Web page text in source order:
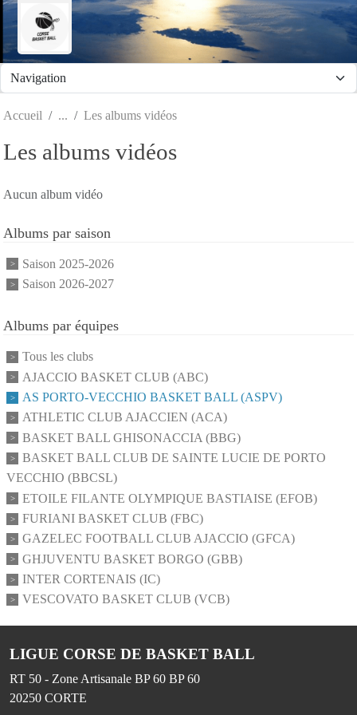
Accueil Les albums vidéos
Les albums vidéos
Aucun album vidéo
Albums par saison
Saison 2025-2026
Saison 2026-2027
Albums par équipes
Tous les clubs
AJACCIO BASKET CLUB (ABC)
AS PORTO-VECCHIO BASKET BALL (ASPV)
ATHLETIC CLUB AJACCIEN (ACA)
BASKET BALL GHISONACCIA (BBG)
BASKET BALL CLUB DE SAINTE LUCIE DE PORTO
VECCHIO (BBCSL)
ETOILE FILANTE OLYMPIQUE BASTIAISE (EFOB)
FURIANI BASKET CLUB (FBC)
GAZELEC FOOTBALL CLUB AJACCIO (GFCA)
GHJUVENTU BASKET BORGO (GBB)
INTER CORTENAIS (IC)
VESCOVATO BASKET CLUB (VCB)
LIGUE CORSE DE BASKET BALL
RT 50 - Zone Artisanale BP 60 BP 60
20250 CORTE
Panneau de gestion des cookies